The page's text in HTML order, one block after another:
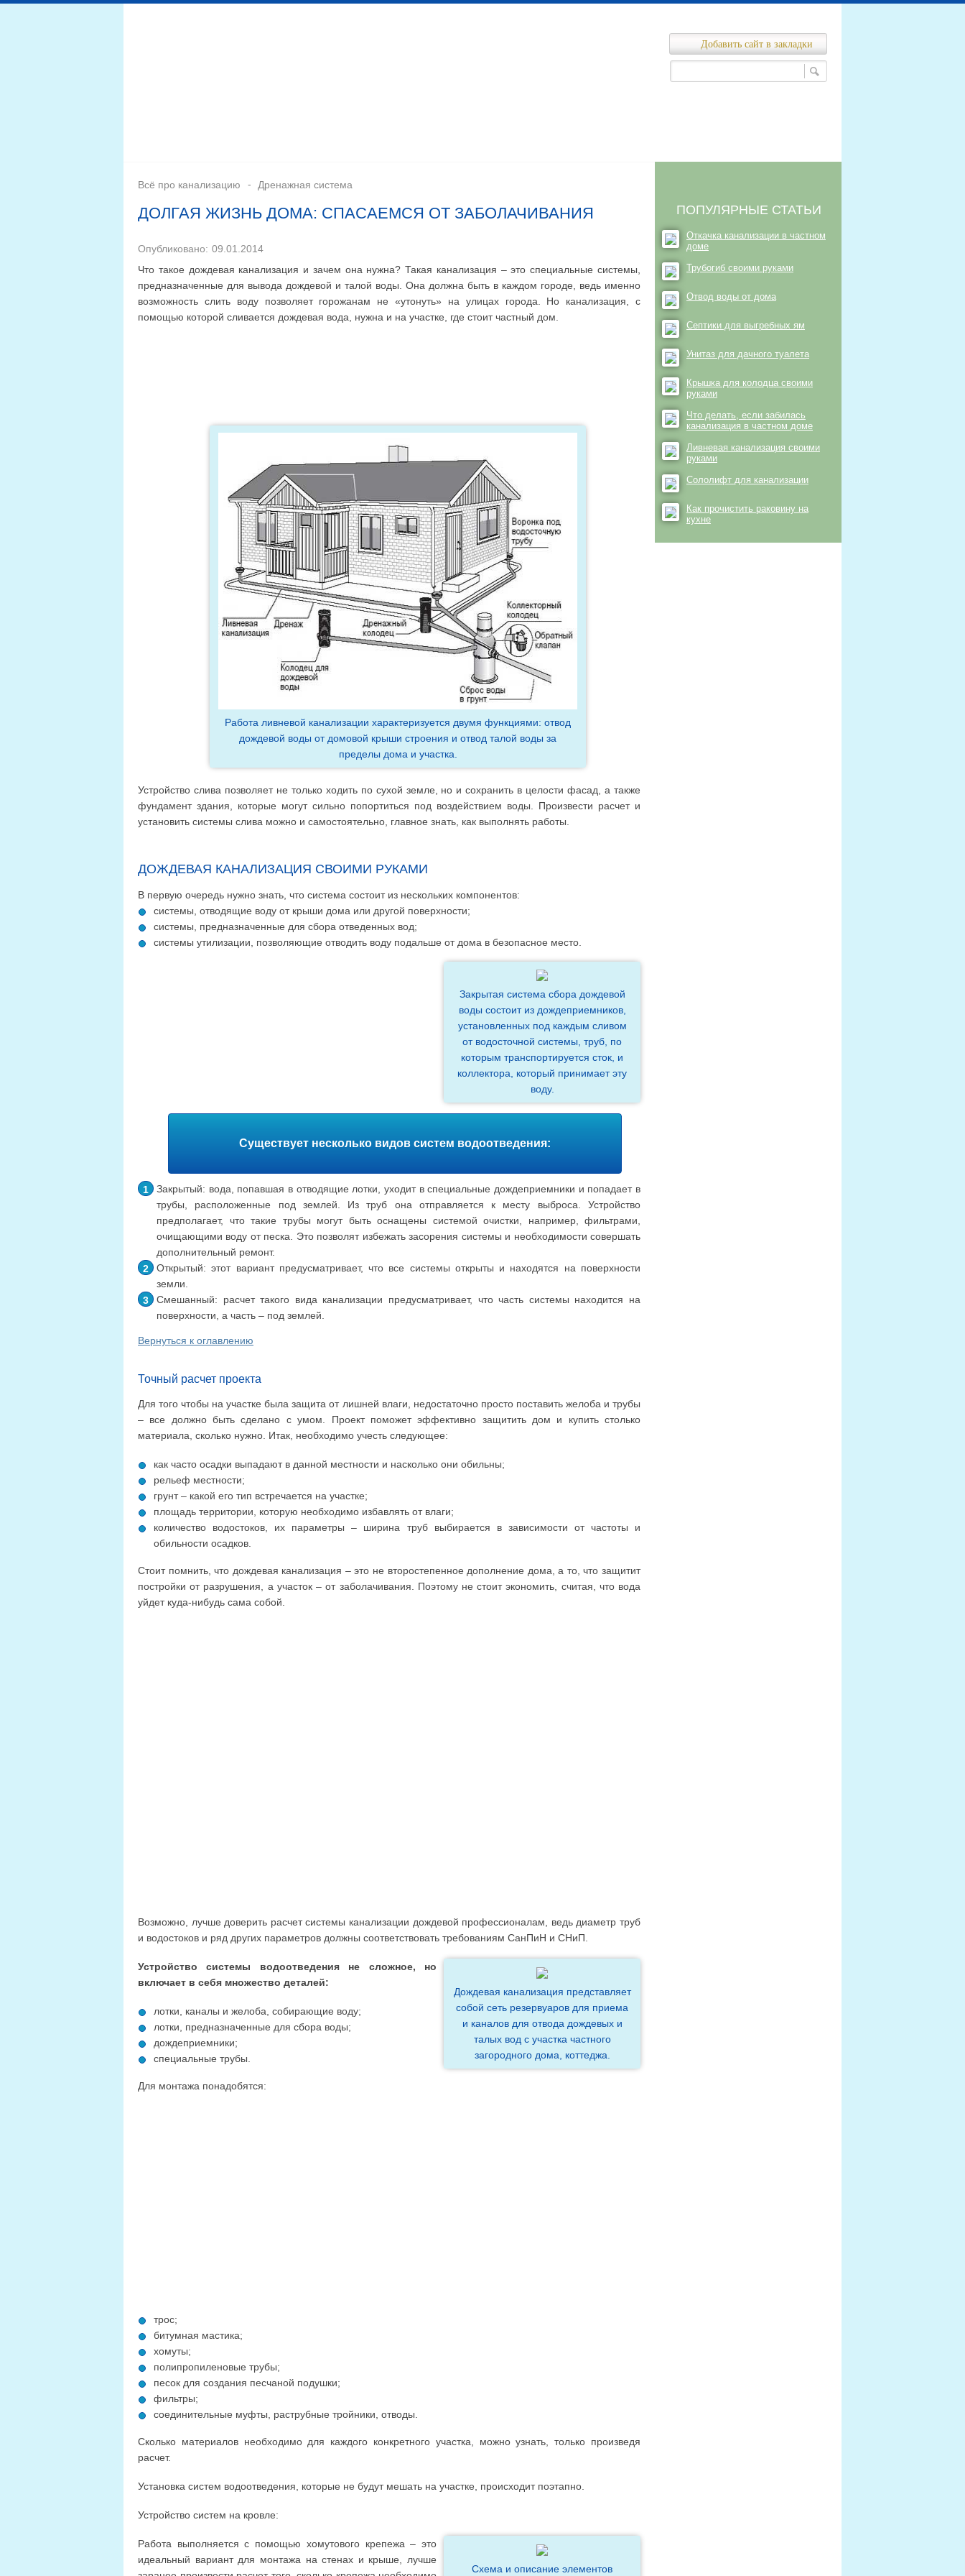
Добавить сайт в закладки
Всё про канализацию Дренажная система
ДОЛГАЯ ЖИЗНЬ ДОМА: СПАСАЕМСЯ ОТ ЗАБОЛАЧИВАНИЯ
Опубликовано: 09.01.2014
Что такое дождевая канализация и зачем она нужна? Такая канализация – это специальные системы,
предназначенные для вывода дождевой и талой воды. Она должна быть в каждом городе, ведь именно
возможность слить воду позволяет горожанам не «утонуть» на улицах города. Но канализация, с
помощью которой сливается дождевая вода, нужна и на участке, где стоит частный дом.
Работа ливневой канализации характеризуется двумя функциями: отвод
дождевой воды от домовой крыши строения и отвод талой воды за
пределы дома и участка.
Устройство слива позволяет не только ходить по сухой земле, но и сохранить в целости фасад, а также
фундамент здания, которые могут сильно попортиться под воздействием воды. Произвести расчет и
установить системы слива можно и самостоятельно, главное знать, как выполнять работы.
ДОЖДЕВАЯ КАНАЛИЗАЦИЯ СВОИМИ РУКАМИ
В первую очередь нужно знать, что система состоит из нескольких компонентов:
системы, отводящие воду от крыши дома или другой поверхности;
системы, предназначенные для сбора отведенных вод;
системы утилизации, позволяющие отводить воду подальше от дома в безопасное место.
Закрытая система сбора дождевой
воды состоит из дождеприемников,
установленных под каждым сливом
от водосточной системы, труб, по
которым транспортируется сток, и
коллектора, который принимает эту
воду.
Существует несколько видов систем водоотведения:
Закрытый: вода, попавшая в отводящие лотки, уходит в специальные дождеприемники и попадает в
трубы, расположенные под землей. Из труб она отправляется к месту выброса. Устройство
предполагает, что такие трубы могут быть оснащены системой очистки, например, фильтрами,
очищающими воду от песка. Это позволят избежать засорения системы и необходимости совершать
дополнительный ремонт.
Открытый: этот вариант предусматривает, что все системы открыты и находятся на поверхности
земли.
Смешанный: расчет такого вида канализации предусматривает, что часть системы находится на
поверхности, а часть – под землей.
Вернуться к оглавлению
Точный расчет проекта
Для того чтобы на участке была защита от лишней влаги, недостаточно просто поставить желоба и трубы
– все должно быть сделано с умом. Проект поможет эффективно защитить дом и купить столько
материала, сколько нужно. Итак, необходимо учесть следующее:
как часто осадки выпадают в данной местности и насколько они обильны;
рельеф местности;
грунт – какой его тип встречается на участке;
площадь территории, которую необходимо избавлять от влаги;
количество водостоков, их параметры – ширина труб выбирается в зависимости от частоты и
обильности осадков.
Стоит помнить, что дождевая канализация – это не второстепенное дополнение дома, а то, что защитит
постройки от разрушения, а участок – от заболачивания. Поэтому не стоит экономить, считая, что вода
уйдет куда-нибудь сама собой.
Возможно, лучше доверить расчет системы канализации дождевой профессионалам, ведь диаметр труб
и водостоков и ряд других параметров должны соответствовать требованиям СанПиН и СНиП.
Дождевая канализация представляет
собой сеть резервуаров для приема
и каналов для отвода дождевых и
талых вод с участка частного
загородного дома, коттеджа.
Устройство системы водоотведения не сложное, но
включает в себя множество деталей:
лотки, каналы и желоба, собирающие воду;
лотки, предназначенные для сбора воды;
дождеприемники;
специальные трубы.
Для монтажа понадобятся:
трос;
битумная мастика;
хомуты;
полипропиленовые трубы;
песок для создания песчаной подушки;
фильтры;
соединительные муфты, раструбные тройники, отводы.
Сколько материалов необходимо для каждого конкретного участка, можно узнать, только произведя
расчет.
Установка систем водоотведения, которые не будут мешать на участке, происходит поэтапно.
Устройство систем на кровле:
Схема и описание элементов
Работа выполняется с помощью хомутового крепежа – это
идеальный вариант для монтажа на стенах и крыше, лучше
ПОПУЛЯРНЫЕ СТАТЬИ
Откачка канализации в частном
доме
Трубогиб своими руками
Отвод воды от дома
Септики для выгребных ям
Унитаз для дачного туалета
Крышка для колодца своими
руками
Что делать, если забилась
канализация в частном доме
Ливневая канализация своими
руками
Сололифт для канализации
Как прочистить раковину на
кухне